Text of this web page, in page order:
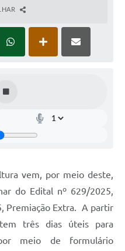
vem, por meio deste,
do Edital nº 629/2025,
Premiação Extra. A partir
três dias úteis para
meio de formulário